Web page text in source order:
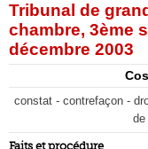
Tribunal de
chambre, 3ème
décembre 2003
constat - contrefaçon -
de
Faits et procédure